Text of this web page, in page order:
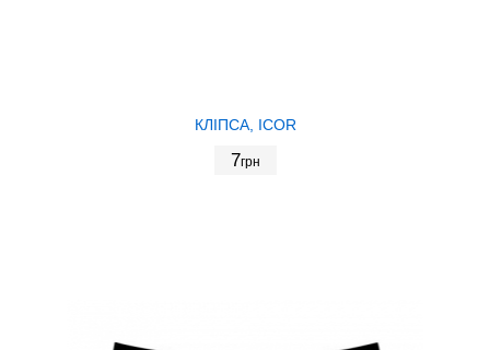
КЛІПСA, ICOR
7грн